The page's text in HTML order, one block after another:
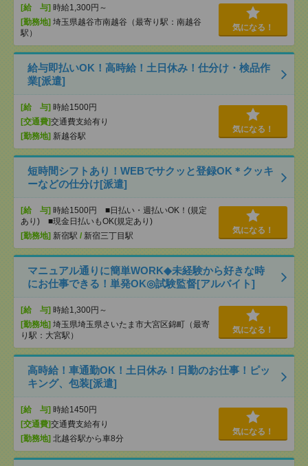
[給 与] 時給1,300円～
[勤務地] 埼玉県越谷市南越谷（最寄り駅：南越谷
駅）
気になる！
給与即払いOK！高時給！土日休み！仕分け・検品作
業[派遣]
[給 与] 時給1500円
[交通費]交通費支給有り
[勤務地] 新越谷駅
気になる！
短時間シフトあり！WEBでサクッと登録OK＊クッキ
ーなどの仕分け[派遣]
[給 与] 時給1500円 ■日払い・週払いOK！(規定
あり) ■現金日払いもOK(規定あり)
[勤務地] 新宿駅 / 新宿三丁目駅
気になる！
マニュアル通りに簡単WORK◆未経験から好きな時
にお仕事できる！単発OK◎試験監督[アルバイト]
[給 与] 時給1,300円～
[勤務地] 埼玉県埼玉県さいたま市大宮区錦町（最寄
り駅：大宮駅）
気になる！
高時給！車通勤OK！土日休み！日勤のお仕事！ピッ
キング、包装[派遣]
[給 与] 時給1450円
[交通費]交通費支給有り
[勤務地] 北越谷駅から車8分
気になる！